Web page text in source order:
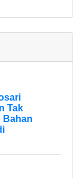
Tak
Bahan